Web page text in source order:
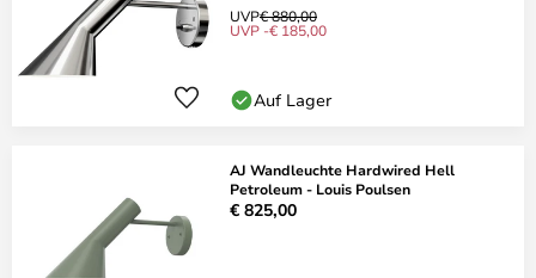
UVP€ 880,00
UVP -€ 185,00
Auf Lager
AJ Wandleuchte Hardwired Hell
Petroleum - Louis Poulsen
€ 825,00